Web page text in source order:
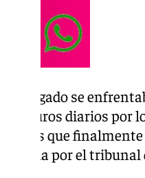
juzgado se
12 euros diarios por
delitos que
por el tribunal